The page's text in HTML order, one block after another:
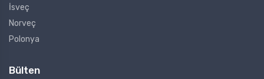
İsveç
Norveç
Polonya
Bülten